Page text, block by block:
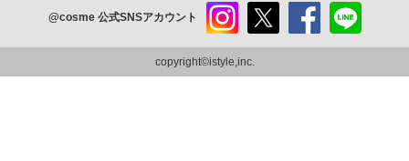
@cosme 公式SNSアカウント
ram
copyright©istyle,inc.